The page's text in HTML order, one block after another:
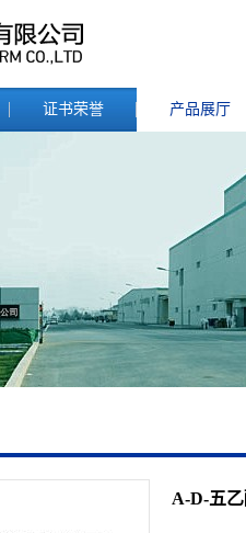
证书荣誉 产品展厅
Α-D-五